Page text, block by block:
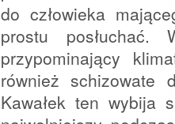
do człowieka
prostu
przypominający
również schizowate
Kawałek ten wybija